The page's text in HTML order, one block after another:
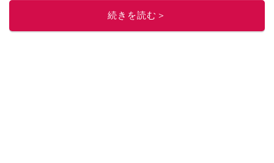
ニュースでフォロー
続きを読む＞